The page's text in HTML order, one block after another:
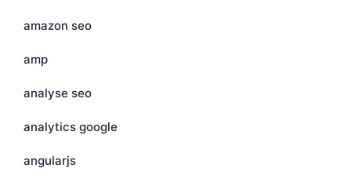
amazon seo
amp
analyse seo
analytics google
angularjs